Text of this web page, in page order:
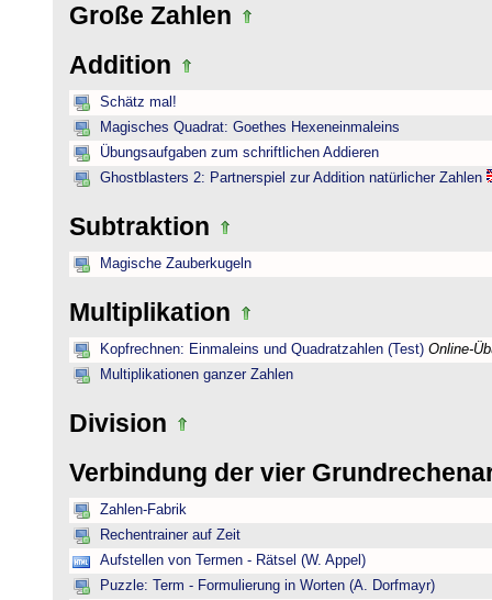
Große Zahlen
Addition
Schätz mal!
Magisches Quadrat: Goethes Hexeneinmaleins
Übungsaufgaben zum schriftlichen Addieren
Ghostblasters 2: Partnerspiel zur Addition natürlicher Zahlen
Subtraktion
Magische Zauberkugeln
Multiplikation
Kopfrechnen: Einmaleins und Quadratzahlen (Test) Online-
Multiplikationen ganzer Zahlen
Division
Verbindung der vier
Zahlen-Fabrik
Rechentrainer auf Zeit
Aufstellen von Termen - Rätsel (W. Appel)
Puzzle: Term - Formulierung in Worten (A. Dorfmayr)